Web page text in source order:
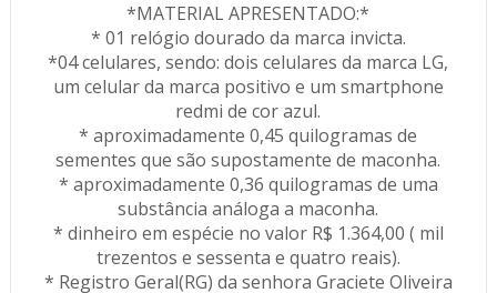
*MATERIAL APRESENTADO:*
* 01 relógio dourado da marca invicta.
*04 celulares, sendo: dois celulares da marca LG,
um celular da marca positivo e um smartphone
redmi de cor azul.
* aproximadamente 0,45 quilogramas de
sementes que são supostamente de maconha.
* aproximadamente 0,36 quilogramas de uma
substância análoga a maconha.
* dinheiro em espécie no valor R$ 1.364,00 ( mil
trezentos e sessenta e quatro reais).
* Registro Geral(RG) da senhora Graciete Oliveira